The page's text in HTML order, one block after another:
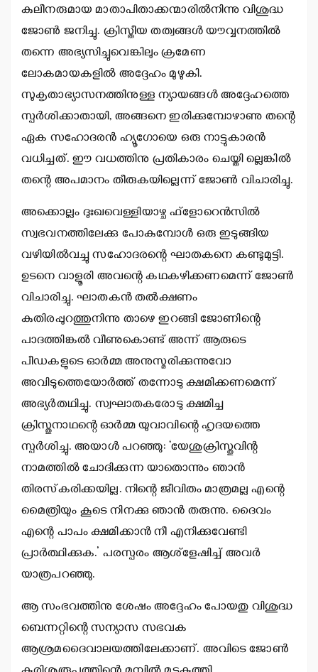
കുലീനരുമായ മാതാപിതാക്കന്മാരില്‍നിന്നു വിശുദ്ധ
ജോണ്‍ ജനിച്ചു. ക്രിസ്തീയ തത്വങ്ങള്‍ യൗവ്വനത്തില്‍
തന്നെ അഭ്യസിച്ചുവെങ്കിലും ക്രമേണ
ലോകമായകളില്‍ അദ്ദേഹം മുഴുകി.
സുകൃതാഭ്യാസനത്തിനുള്ള ന്യായങ്ങള്‍ അദ്ദേഹത്തെ
സ്പര്‍ശിക്കാതായി, അങ്ങനെ ഇരിക്കുമ്പോഴാണു തന്റെ
ഏക സഹോദരന്‍ ഹ്യൂഗോയെ ഒരു നാട്ടുകാരന്‍
വധിച്ചത്. ഈ വധത്തിനു പ്രതികാരം ചെയ്തി ല്ലെങ്കില്‍
തന്റെ അപമാനം തീരുകയില്ലെന്ന് ജോണ്‍ വിചാരിച്ചു.
അക്കൊല്ലം ദുഃഖവെള്ളിയാഴ്ച ഫ്‌ളോറെന്‍സില്‍
സ്വഭവനത്തിലേക്കു പോകുമ്പോള്‍ ഒരു ഇടുങ്ങിയ
വഴിയില്‍വച്ചു സഹോദരന്റെ ഘാതകനെ കണ്ടുമുട്ടി.
ഉടനെ വാളൂരി അവന്റെ കഥകഴിക്കണമെന്ന് ജോണ്‍
വിചാരിച്ചു. ഘാതകന്‍ തല്‍ക്ഷണം
കുതിരപ്പുറത്തുനിന്നു താഴെ ഇറങ്ങി ജോണിന്റെ
പാദത്തിങ്കല്‍ വീണുകൊണ്ട് അന്ന് ആരുടെ
പീഡകളുടെ ഓര്‍മ്മ അനുസ്മരിക്കുന്നുവോ
അവിടുത്തെയോര്‍ത്ത് തന്നോടു ക്ഷമിക്കണമെന്ന്
അഭ്യര്‍തഥിച്ചു. സ്വഘാതകരോടു ക്ഷമിച്ച
ക്രിസ്തുനാഥന്റെ ഓര്‍മ്മ യുവാവിന്റെ ഹൃദയത്തെ
സ്പര്‍ശിച്ചു. അയാള്‍ പറഞ്ഞു: ‘യേശുക്രിസ്തുവിന്റ
നാമത്തില്‍ ചോദിക്കുന്ന യാതൊന്നും ഞാന്‍
തിരസ്‌കരിക്കയില്ല. നിന്റെ ജീവിതം മാത്രമല്ല എന്റെ
മൈത്രിയും കൂടെ നിനക്കു ഞാന്‍ തരുന്നു. ദൈവം
എന്റെ പാപം ക്ഷമിക്കാന്‍ നീ എനിക്കുവേണ്ടി
പ്രാര്‍ത്ഥിക്കുക.’ പരസ്പരം ആശ്ളേഷിച്ച് അവര്‍
യാത്രപറഞ്ഞു.
ആ സംഭവത്തിനു ശേഷം അദ്ദേഹം പോയതു വിശുദ്ധ
ബെന്നറ്റിന്റെ സന്യാസ സഭവക
ആശ്രമദൈവാലയത്തിലേക്കാണ്. അവിടെ ജോണ്‍